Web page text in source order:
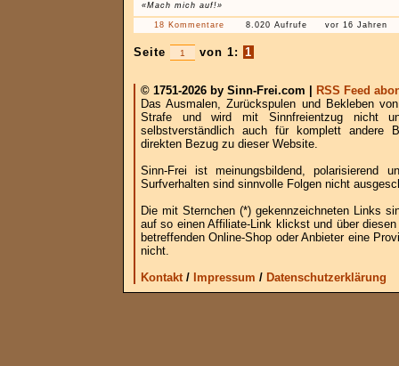
«Mach mich auf!»
18 Kommentare 8.020 Aufrufe vor 16 Jahren
Seite von 1: 1
© 1751-2026 by Sinn-Frei.com |
RSS Feed
Das Ausmalen, Zurückspulen und Bekleben
Strafe und wird mit Sinnfreientzug nicht
selbstverständlich auch für komplett andere
direkten Bezug zu dieser Website.
Sinn-Frei ist meinungsbildend, polarisierend
Surfverhalten sind sinnvolle Folgen nicht
Die mit Sternchen (*) gekennzeichneten Links
auf so einen Affiliate-Link klickst und über
betreffenden Online-Shop oder Anbieter eine
nicht.
Kontakt/ Impressum / Datenschutzerklärung